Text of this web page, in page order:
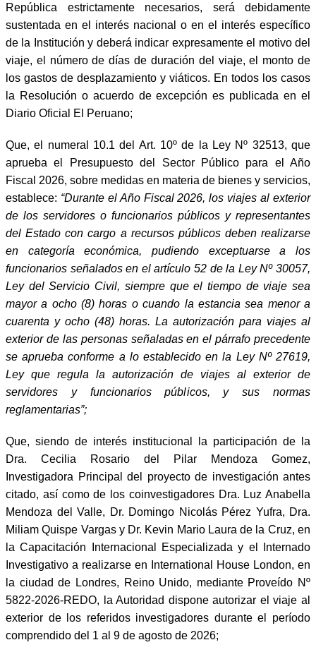
República estrictamente necesarios, será debidamente
sustentada en el interés nacional o en el interés específico
de la Institución y deberá indicar expresamente el motivo del
viaje, el número de días de duración del viaje, el monto de
los gastos de desplazamiento y viáticos. En todos los casos
la Resolución o acuerdo de excepción es publicada en el
Diario Oficial El Peruano;
Que, el numeral 10.1 del Art. 10º de la Ley Nº 32513, que
aprueba el Presupuesto del Sector Público para el Año
Fiscal 2026, sobre medidas en materia de bienes y servicios,
establece: “Durante el Año Fiscal 2026, los viajes al exterior
de los servidores o funcionarios públicos y representantes
del Estado con cargo a recursos públicos deben realizarse
en categoría económica, pudiendo exceptuarse a los
funcionarios señalados en el artículo 52 de la Ley Nº 30057,
Ley del Servicio Civil, siempre que el tiempo de viaje sea
mayor a ocho (8) horas o cuando la estancia sea menor a
cuarenta y ocho (48) horas. La autorización para viajes al
exterior de las personas señaladas en el párrafo precedente
se aprueba conforme a lo establecido en la Ley Nº 27619,
Ley que regula la autorización de viajes al exterior de
servidores y funcionarios públicos, y sus normas
reglamentarias”;
Que, siendo de interés institucional la participación de la
Dra. Cecilia Rosario del Pilar Mendoza Gomez,
Investigadora Principal del proyecto de investigación antes
citado, así como de los coinvestigadores Dra. Luz Anabella
Mendoza del Valle, Dr. Domingo Nicolás Pérez Yufra, Dra.
Miliam Quispe Vargas y Dr. Kevin Mario Laura de la Cruz, en
la Capacitación Internacional Especializada y el Internado
Investigativo a realizarse en International House London, en
la ciudad de Londres, Reino Unido, mediante Proveído Nº
5822-2026-REDO, la Autoridad dispone autorizar el viaje al
exterior de los referidos investigadores durante el período
comprendido del 1 al 9 de agosto de 2026;